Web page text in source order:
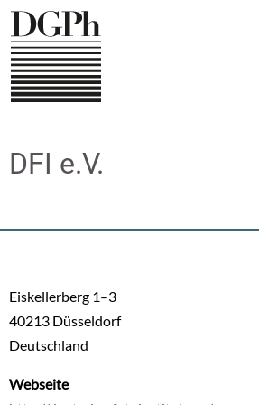
Direkt
zum
Inhalt
DFI e.V.
Eiskellerberg 1–3
40213 Düsseldorf
Deutschland
Webseite